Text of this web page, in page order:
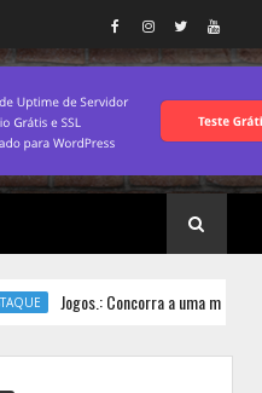
Jogos.: Concorra a uma mídia física do